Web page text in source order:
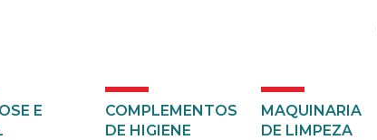
E
COMPLEMENTOS
DE HIGIENE
MAQUINARIA
DE LIMPEZA